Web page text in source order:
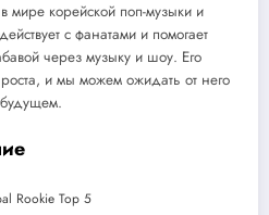
мире корейской поп-музыки и
с фанатами и помогает
через музыку и шоу. Его
и мы можем ожидать от него
Rookie Top 5